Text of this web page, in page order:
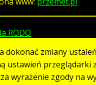
RODO
utworzona w
zmiany
ustawień przeglądarki
wyrażenie zgody na